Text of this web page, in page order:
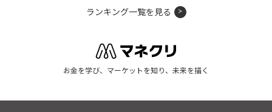
ランキング一覧を見る
お金を学び、マーケットを知り、未来を描く